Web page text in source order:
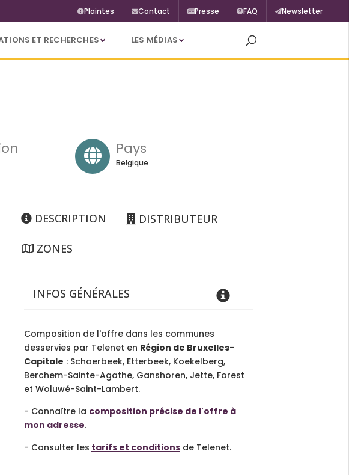
Plaintes Contact Presse FAQ Newsletter
ET RECHERCHES LES MÉDIAS
Pays
Belgique
DESCRIPTION DISTRIBUTEUR
ZONES
INFOS GÉNÉRALES
Composition de l'offre dans les communes
desservies par Telenet en Région de Bruxelles-
Capitale : Schaerbeek, Etterbeek, Koekelberg,
Berchem-Sainte-Agathe, Ganshoren, Jette, Forest
et Woluwé-Saint-Lambert.
- Connaître la composition précise de l'offre à
mon adresse.
- Consulter les tarifs et conditionsde Telenet.